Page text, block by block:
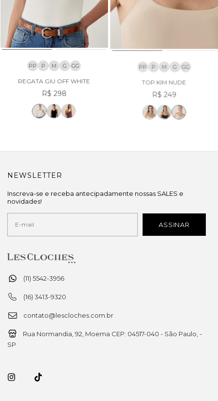
PP P M G GG
REGATA GIU OFF WHITE
R$ 298
PP P M G GG
TOP KIM NUDE
R$ 249
(11) 5542-3956
(16) 3413-9320
contato@lescloches.com.br
Rua Normandia, 92, Moema CEP: 04517-040 - São Paulo, -
SP
NEWSLETTER
Inscreva-se e receba antecipadamente nossas SALES e
novidades!